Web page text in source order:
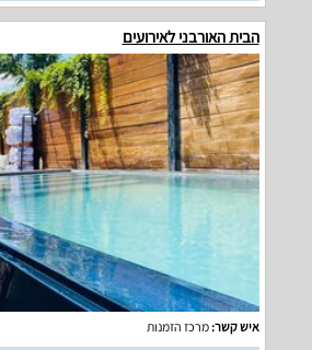
הבית האורבני לאירועים
איש קשר:מרכז הזמנות